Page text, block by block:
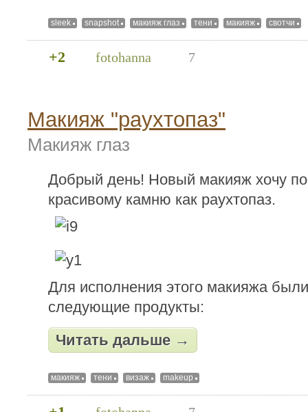
sleek snapshot макияж глаз тени макияж свотчи
+2 fotohanna 7
Макияж "раухтопаз"
Макияж глаз
Добрый день! Новый макияж хочу
красивому камню как раухтопаз.
Для исполнения этого макияжа
следующие продукты:
Читать дальше →
макияж тени визаж makeup